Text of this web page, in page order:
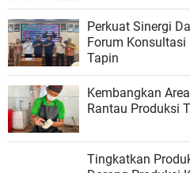
Perkuat Sinergi
Forum
Tapin
Kembangkan
Rantau Produksi
Tingkatkan